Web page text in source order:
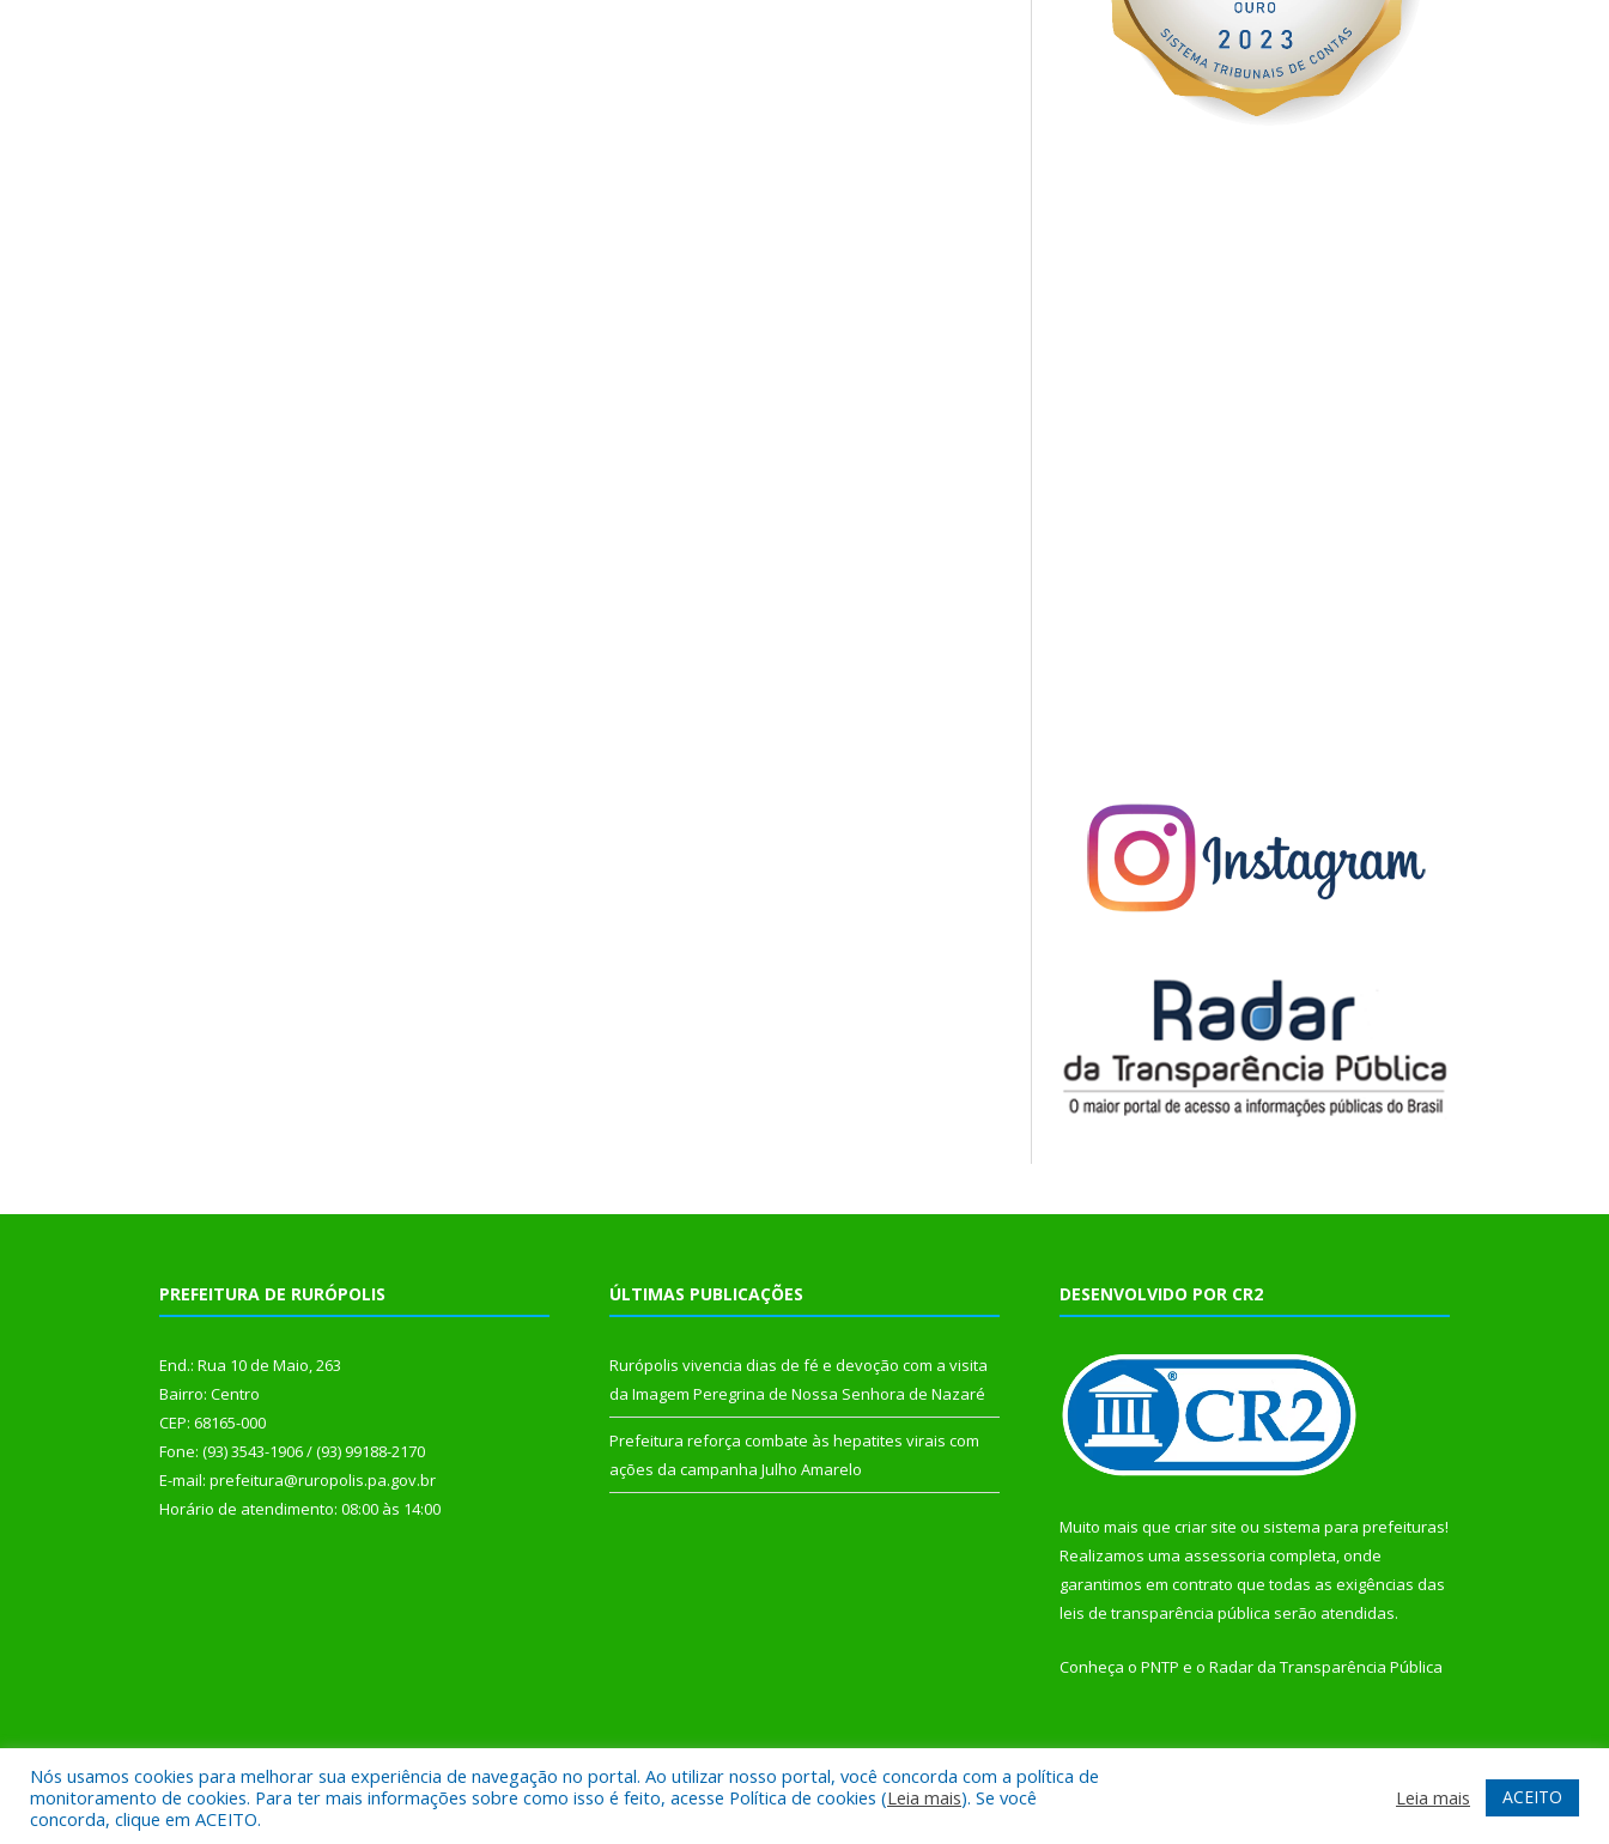
PREFEITURA DE RURÓPOLIS
End.: Rua 10 de Maio, 263
Bairro: Centro
CEP: 68165-000
Fone: (93) 3543-1906 / (93) 99188-2170
E-mail: prefeitura@ruropolis.pa.gov.br
Horário de atendimento: 08:00 às 14:00
ÚLTIMAS PUBLICAÇÕES
Rurópolis vivencia dias de fé e devoção com a visita
da Imagem Peregrina de Nossa Senhora de Nazaré
Prefeitura reforça combate às hepatites virais com
ações da campanha Julho Amarelo
DESENVOLVIDO POR CR2
Muito mais que criar site ou sistema para prefeituras!
Realizamos uma assessoria completa, onde
garantimos em contrato que todas as exigências das
leis de transparência pública serão atendidas.
Conheça o PNTP e o Radar da Transparência Pública
Todos os direitos reservados a Prefeitura Municipal de Rurópolis. Mapa do Site Acessar Webmail
Nós usamos cookies para melhorar sua experiência de navegação no portal. Ao utilizar nosso portal, você concorda com a política de
monitoramento de cookies. Para ter mais informações sobre como isso é feito, acesse Política de cookies (Leia mais). Se você
concorda, clique em ACEITO.
Leia mais ACEITO